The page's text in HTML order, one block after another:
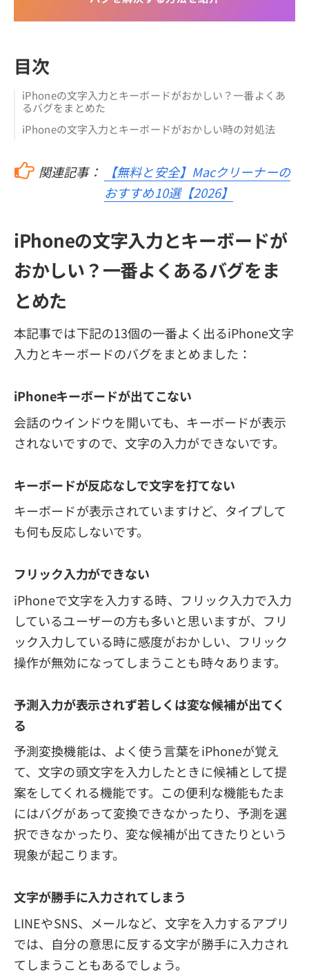
目次
iPhoneの文字入力とキーボードがおかしい？一番よくあ
るバグをまとめた
iPhoneの文字入力とキーボードがおかしい時の対処法
関連記事：
【無料と安全】Macクリーナーの
おすすめ10選【2026】
iPhoneの文字入力とキーボードが
おかしい？一番よくあるバグをま
とめた
本記事では下記の13個の一番よく出るiPhone文字
入力とキーボードのバグをまとめました：
iPhoneキーボードが出てこない
会話のウインドウを開いても、キーボードが表示
されないですので、文字の入力ができないです。
キーボードが反応なしで文字を打てない
キーボードが表示されていますけど、タイプして
も何も反応しないです。
フリック入力ができない
iPhoneで文字を入力する時、フリック入力で入力
しているユーザーの方も多いと思いますが、フリ
ック入力している時に感度がおかしい、フリック
操作が無効になってしまうことも時々あります。
予測入力が表示されず若しくは変な候補が出てく
る
予測変換機能は、よく使う言葉をiPhoneが覚え
て、文字の頭文字を入力したときに候補として提
案をしてくれる機能です。この便利な機能もたま
にはバグがあって変換できなかったり、予測を選
択できなかったり、変な候補が出てきたりという
現象が起こります。
文字が勝手に入力されてしまう
LINEやSNS、メールなど、文字を入力するアプリ
では、自分の意思に反する文字が勝手に入力され
てしまうこともあるでしょう。